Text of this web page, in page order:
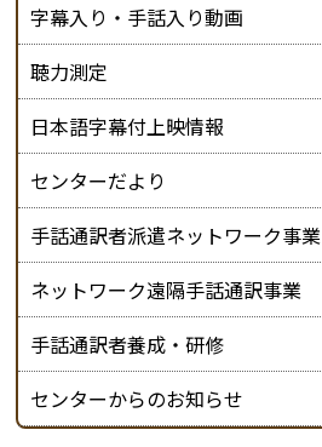
字幕入り・手話入り動画
聴力測定
日本語字幕付上映情報
センターだより
手話通訳者派遣ネットワーク事業
ネットワーク遠隔手話通訳事業
手話通訳者養成・研修
センターからのお知らせ